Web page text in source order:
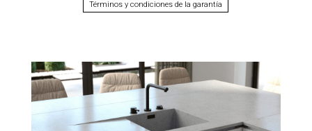
Términos y condiciones de la garantía